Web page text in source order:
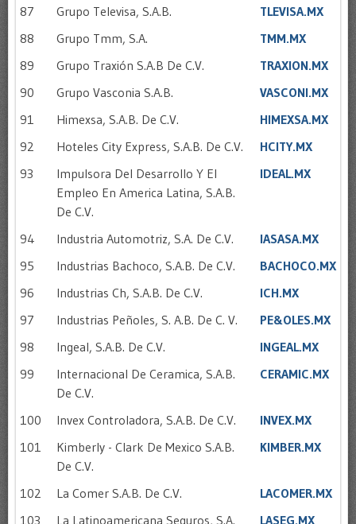
87
Grupo Televisa, S.A.B.
TLEVISA.MX
88
Grupo Tmm, S.A.
TMM.MX
89
Grupo Traxión S.A.B De C.V.
TRAXION.MX
90
Grupo Vasconia S.A.B.
VASCONI.MX
91
Himexsa, S.A.B. De C.V.
HIMEXSA.MX
92
Hoteles City Express, S.A.B. De C.V.
HCITY.MX
93
Impulsora Del Desarrollo Y El
Empleo En America Latina, S.A.B.
De C.V.
IDEAL.MX
94 Industria Automotriz, S.A. De C.V.
IASASA.MX
95
Industrias Bachoco, S.A.B. De C.V.
BACHOCO.MX
96
Industrias Ch, S.A.B. De C.V.
ICH.MX
97
Industrias Peñoles, S. A.B. De C. V.
PE&OLES.MX
98
Ingeal, S.A.B. De C.V.
INGEAL.MX
99
Internacional De Ceramica, S.A.B.
De C.V.
CERAMIC.MX
100 Invex Controladora, S.A.B. De C.V.
INVEX.MX
101
Kimberly - Clark De Mexico S.A.B.
De C.V.
KIMBER.MX
102 La Comer S.A.B. De C.V.
LACOMER.MX
103
La Latinoamericana Seguros, S.A.
LASEG.MX